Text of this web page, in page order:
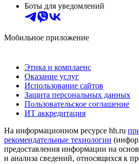
Боты для уведомлений
Мобильное приложение
Этика и комплаенс
Оказание услуг
Использование сайтов
Защита персональных данных
Пользовательское соглашение
ИТ аккредитация
На информационном ресурсе hh.ru
рекомендательные технологии
предоставления информации на
и анализа сведений, относящихся к